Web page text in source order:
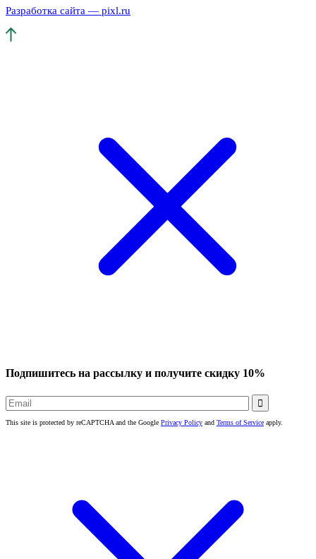
Разработка сайта — pixl.ru
Подпишитесь на рассылку и получите скидку 10%

This site is protected by reCAPTCHA and the Google Privacy Policy and Terms of Service apply.